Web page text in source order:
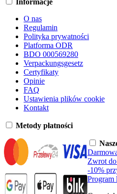
Informacje
O nas
Regulamin
Polityka prywatności
Platforma ODR
BDO 000569280
Verpackungsgesetz
Certyfikaty
Opinie
FAQ
Ustawienia plików cookie
Kontakt
Metody płatności
Zwrot
-10%
Program